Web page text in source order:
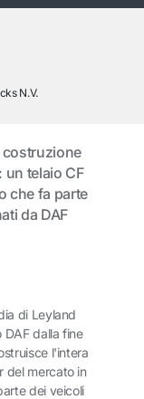
N.V.
costruzione
un telaio CF
che fa parte
da DAF
di Leyland
DAF dalla fine
l'intera
del mercato in
dei veicoli